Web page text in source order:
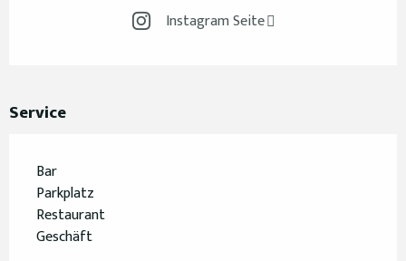
Instagram Seite
Service
Bar
Parkplatz
Restaurant
Geschäft